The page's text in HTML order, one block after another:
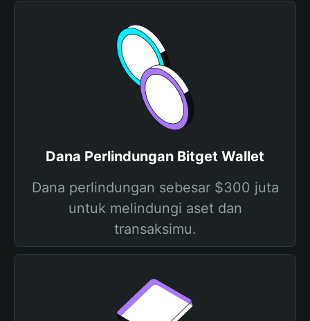
Dana Perlindungan Bitget Wallet
Dana perlindungan sebesar $300 juta
untuk melindungi aset dan
transaksimu.